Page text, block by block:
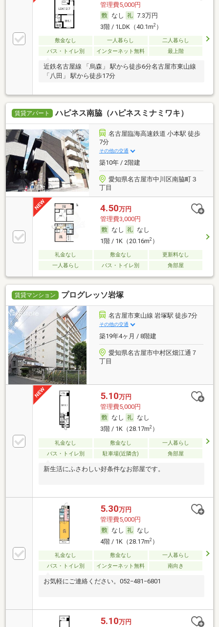
管理費5,000円
なし
7.3万円
3階 / 1LDK（40.1m2）
敷金なし 一人暮らし
二人暮らし
バス・トイレ別
インターネット無料 最上階
近鉄名古屋線 「烏森」 駅から徒歩6分名古屋市東山線
「八田」 駅から徒歩17分
賃貸アパート ハピネス南脇（ハピネスミナミワキ）
名古屋臨海高速鉄道 小本駅 徒歩
7分
その他の交通
築10年 / 2階建
愛知県名古屋市中川区南脇町３
丁目
4.50万円
管理費3,000円
なし
なし
1階 / 1K（20.16m2）
礼金なし 敷金なし
更新料なし
一人暮らし
バス・トイレ別 角部屋
賃貸マンション プログレッソ岩塚
名古屋市東山線 岩塚駅 徒歩7分
その他の交通
築19年4ヶ月 / 8階建
愛知県名古屋市中村区畑江通７
丁目
5.10万円
管理費5,000円
なし
なし
3階 / 1K（28.17m2）
礼金なし 敷金なし
一人暮らし
バス・トイレ別
駐車場(近隣含) 角部屋
新生活にふさわしい好条件なお部屋です。
5.30万円
管理費5,000円
なし
なし
4階 / 1K（28.17m2）
礼金なし 敷金なし
一人暮らし
バス・トイレ別
インターネット無料 南向き
お気軽にご連絡ください。052−481−6801
5.10万円